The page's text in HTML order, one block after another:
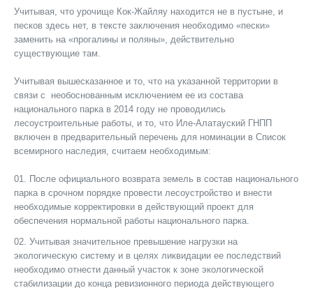
Учитывая, что урочище Кок-Жайляу находится не в пустыне, и
песков здесь нет, в тексте заключения необходимо «пески»
заменить на «прогалины и поляны», действительно
существующие там.
Учитывая вышесказанное и то, что на указанной территории в
связи с
необоснованным исключением ее из состава
национального парка в 2014 году не проводились
лесоустроительные работы, и то, что Иле-Алатауский ГНПП
включен в предварительный перечень для номинации в Список
всемирного наследия, считаем необходимым:
После официального возврата земель в состав национального
парка в срочном порядке провести лесоустройство и внести
необходимые корректировки в действующий проект для
обеспечения нормальной работы национального парка.
Учитывая значительное превышение нагрузки на
экологическую систему и в целях ликвидации ее последствий
необходимо отнести данный участок к зоне экологической
стабилизации до конца ревизионного периода действующего